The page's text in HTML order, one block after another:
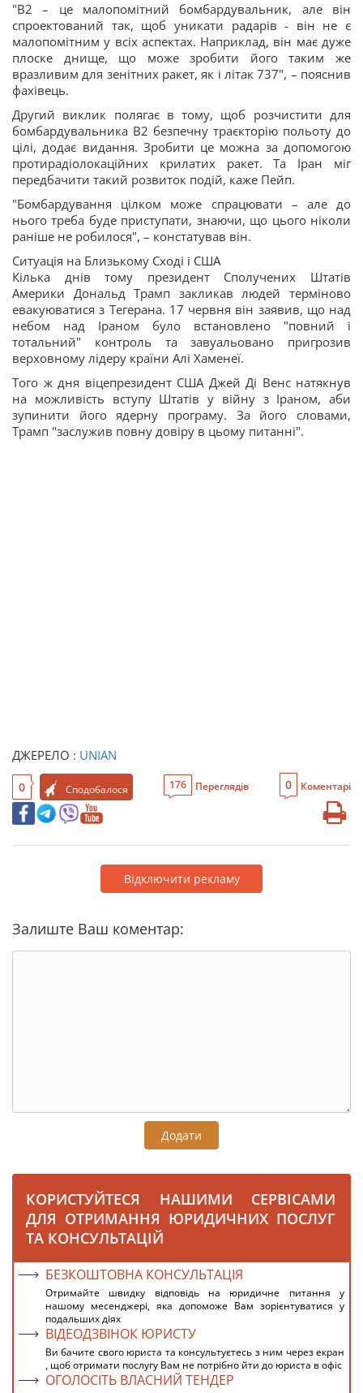
"B2 – це малопомітний бомбардувальник, але він
спроектований так, щоб уникати радарів - він не є
малопомітним у всіх аспектах. Наприклад, він має дуже
плоске днище, що може зробити його таким же
вразливим для зенітних ракет, як і літак 737", – пояснив
фахівець.
Другий виклик полягає в тому, щоб розчистити для
бомбардувальника B2 безпечну траєкторію польоту до
цілі, додає видання. Зробити це можна за допомогою
протирадіолокаційних крилатих ракет. Та Іран міг
передбачити такий розвиток подій, каже Пейп.
"Бомбардування цілком може спрацювати – але до
нього треба буде приступати, знаючи, що цього ніколи
раніше не робилося", – констатував він.
Ситуація на Близькому Сході і США
Кілька днів тому президент Сполучених Штатів
Америки Дональд Трамп закликав людей терміново
евакуюватися з Тегерана. 17 червня він заявив, що над
небом над Іраном було встановлено "повний і
тотальний" контроль та завуальовано пригрозив
верховному лідеру країни Алі Хаменеї.
Того ж дня віцепрезидент США Джей Ді Венс натякнув
на можливість вступу Штатів у війну з Іраном, аби
зупинити його ядерну програму. За його словами,
Трамп "заслужив повну довіру в цьому питанні".
ДЖЕРЕЛО : UNIAN
0 Сподобалося 176 Переглядів 0 Коментарі
Відключити рекламу
Залиште Ваш коментар:
Додати
КОРИСТУЙТЕСЯ НАШИМИ СЕРВІСАМИ
ДЛЯ ОТРИМАННЯ ЮРИДИЧНИХ ПОСЛУГ
ТА КОНСУЛЬТАЦІЙ
БЕЗКОШТОВНА КОНСУЛЬТАЦІЯ
Отримайте швидку відповідь на юридичне питання у
нашому месенджері, яка допоможе Вам зорієнтуватися у
подальших діях
ВІДЕОДЗВІНОК ЮРИСТУ
Ви бачите свого юриста та консультуєтесь з ним через екран
, щоб отримати послугу Вам не потрібно йти до юриста в офіс
ОГОЛОСІТЬ ВЛАСНИЙ ТЕНДЕР